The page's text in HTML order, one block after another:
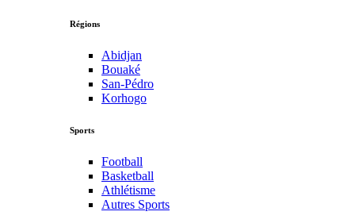
Régions
Abidjan
Bouaké
San-Pédro
Korhogo
Sports
Football
Basketball
Athlétisme
Autres Sports